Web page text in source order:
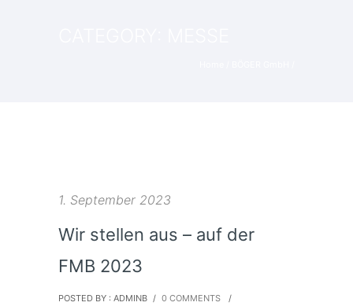
1. September 2023
Wir stellen aus – auf der
FMB 2023
POSTED BY : ADMINB / 0 COMMENTS
/